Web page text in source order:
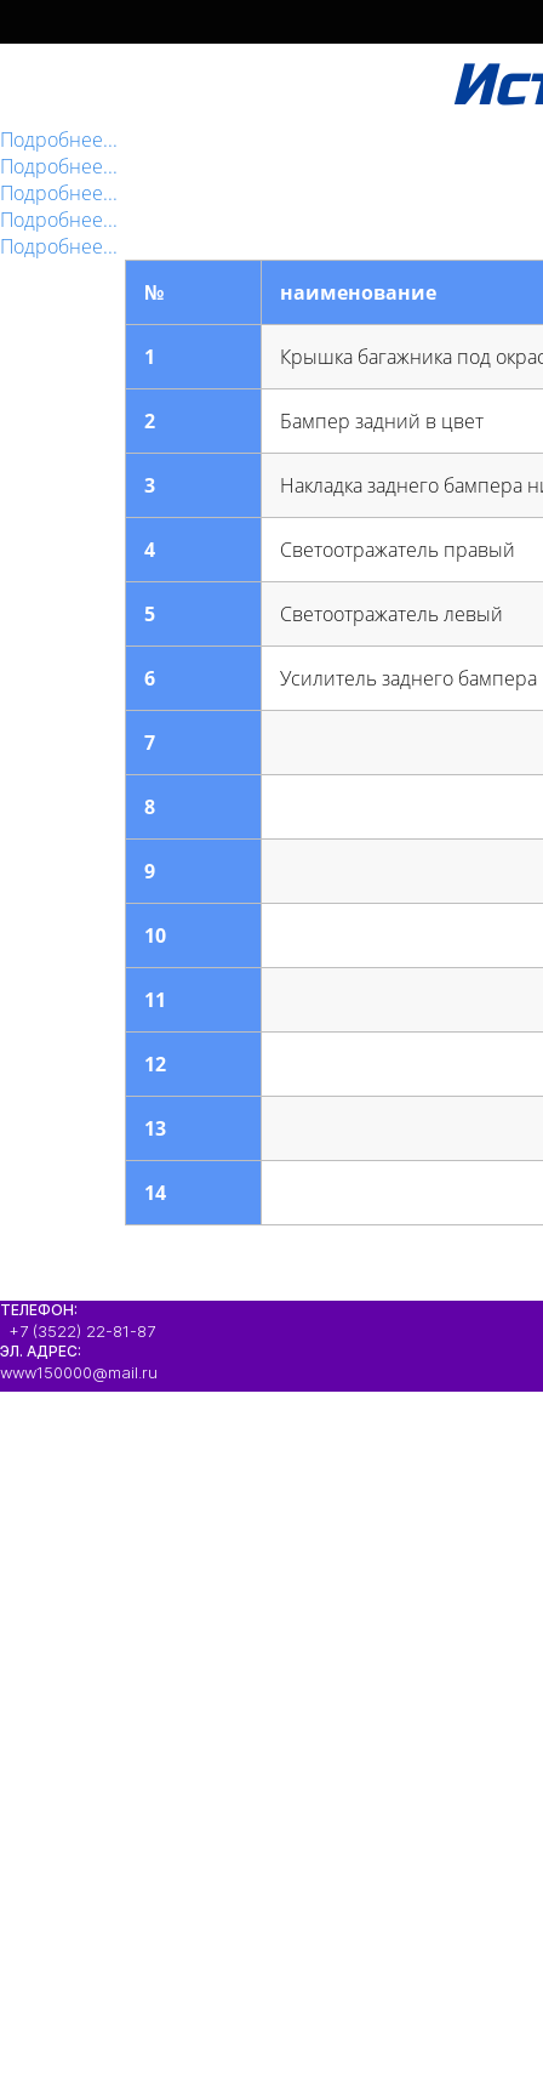
Подробнее...
Подробнее...
Подробнее...
Подробнее...
Подробнее...
№
наименование
1 Крышка багажника под
2 Бампер задний в цвет
3 Накладка заднего бампера
4 Светоотражатель правый
5 Светоотражатель левый
6 Усилитель заднего бампера
7
8
9
10
11
12
13
14
ТЕЛЕФОН:
+7 (3522) 22-81-87
ЭЛ. АДРЕС:
www150000@mail.ru